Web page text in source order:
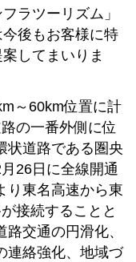
ラツーリズム」
後もお客様に特
してまいりま
～60km位置に計
の一番外側に位
状道路である圏央
26日に全線開通
り東名高速から東
接続することと
交通の円滑化、
連絡強化、地域づ